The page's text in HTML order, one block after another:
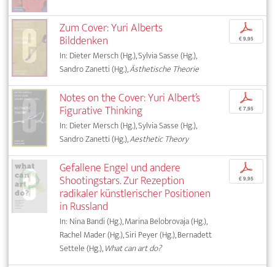
Zum Cover: Yuri Alberts
Bilddenken
In: Dieter Mersch (Hg.), Sylvia Sasse (Hg.),
Sandro Zanetti (Hg.),Ästhetische Theorie
p
€ 9,95
Notes on the Cover: Yuri Albert’s
Figurative Thinking
In: Dieter Mersch (Hg.), Sylvia Sasse (Hg.),
Sandro Zanetti (Hg.),Aesthetic Theory
p
€ 7,95
Gefallene Engel und andere
Shootingstars. Zur Rezeption
radikaler künstlerischer Positionen
in Russland
In: Nina Bandi (Hg.), Marina Belobrovaja (Hg.),
Rachel Mader (Hg.), Siri Peyer (Hg.), Bernadett
Settele (Hg.),What can art do?
p
€ 9,95